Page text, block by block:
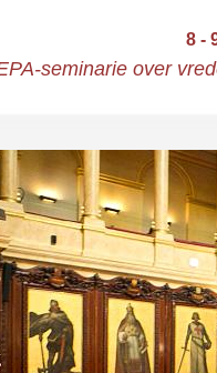
8 -
seminarie over